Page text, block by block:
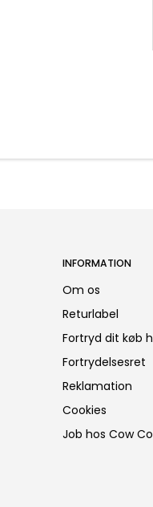
INFORMATION
Om os
Returlabel
Fortryd dit køb
Fortrydelsesret
Reklamation
Cookies
Job hos Cow